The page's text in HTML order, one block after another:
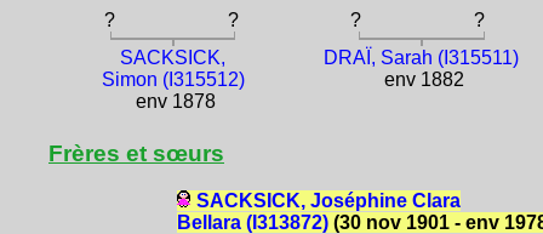
? ? ?
?
SACKSICK,
Simon (I315512)
env 1878
DRAÏ, Sarah (I315511)
env 1882
Frères et sœurs
SACKSICK, Joséphine Clara
Bellara (I313872)(30 nov 1901 - env